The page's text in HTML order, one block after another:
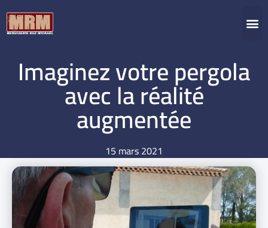
Imaginez votre pergola
avec la réalité
augmentée
15 mars 2021